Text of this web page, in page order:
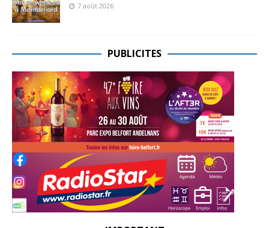
7 août 2026
PUBLICITES